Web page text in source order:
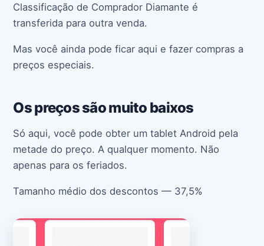
Classificação de Comprador Diamante é
transferida para outra venda.
Mas você ainda pode ficar aqui e fazer compras a
preços especiais.
Os preços são muito baixos
Só aqui, você pode obter um tablet Android pela
metade do preço. A qualquer momento. Não
apenas para os feriados.
Tamanho médio dos descontos — 37,5%